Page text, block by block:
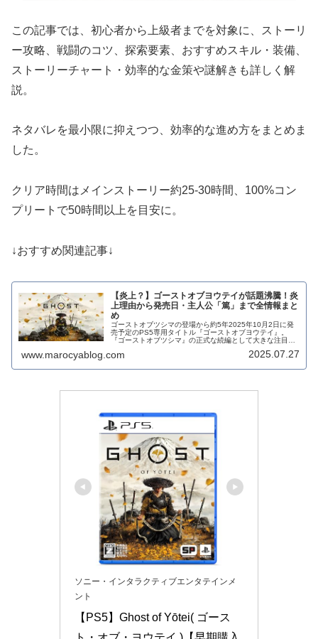
この記事では、初心者から上級者までを対象に、ストーリ
ー攻略、戦闘のコツ、探索要素、おすすめスキル・装備、
ストーリーチャート・効率的な金策や謎解きも詳しく解
説。
ネタバレを最小限に抑えつつ、効率的な進め方をまとめま
した。
クリア時間はメインストーリー約25-30時間、100%コン
プリートで50時間以上を目安に。
↓おすすめ関連記事↓
【炎上？】ゴーストオブヨウテイが話題沸騰！炎
上理由から発売日・主人公「篤」まで全情報まと
め
ゴーストオブツシマの登場から約5年2025年10月2日に発
売予定のPS5専用タイトル『ゴーストオブヨウテイ』。
『ゴーストオブツシマ』の正式な続編として大きな注目を
「なぜ炎上したのか？」という...
www.marocyablog.com 2025.07.27
ソニー・インタラクティブエンタテインメ
ント
【PS5】Ghost of Yōtei( ゴース